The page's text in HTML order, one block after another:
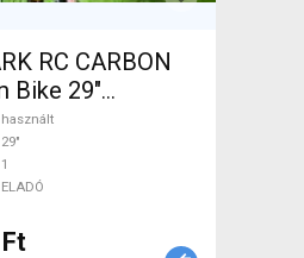
RC CARBON
használt
használt
29"
1
ELADÓ